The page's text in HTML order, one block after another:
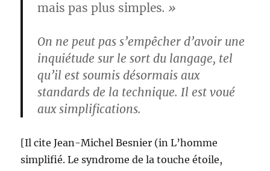
mais pas plus simples. »
On ne peut pas s’empêcher d’avoir une
inquiétude sur le sort du langage, tel
qu’il est soumis désormais aux
standards de la technique. Il est voué
aux simplifications.
[Il cite Jean-Michel Besnier (in L’homme
simplifié. Le syndrome de la touche étoile,